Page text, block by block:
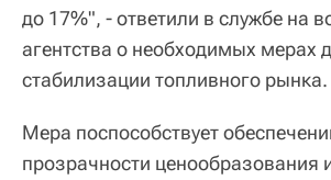
до 17%", - ответили в службе на
агентства о необходимых мерах
стабилизации топливного рынка.
Мера поспособствует
прозрачности ценообразования